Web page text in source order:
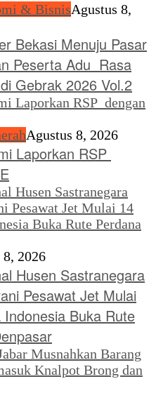
& BisnisAgustus 8,
Bekasi Menuju Pasar
Peserta Adu Rasa
Gebrak 2026 Vol.2
Agustus 8, 2026
Laporkan RSP
8, 2026
Husen Sastranegara
Pesawat Jet Mulai
Buka Rute